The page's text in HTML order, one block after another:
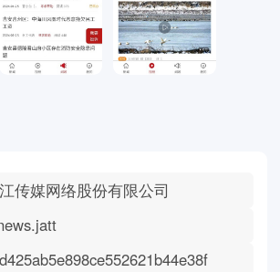
传媒网络股份有限公司